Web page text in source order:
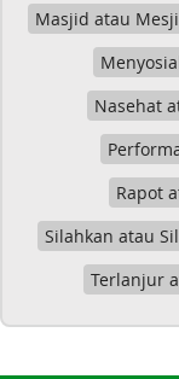
Masjid atau
Nasehat
Rapot
Silahkan atau
Terlanjur